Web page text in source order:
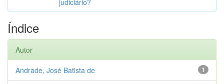
judiciário?
Índice
Autor
1
Andrade, José Batista de